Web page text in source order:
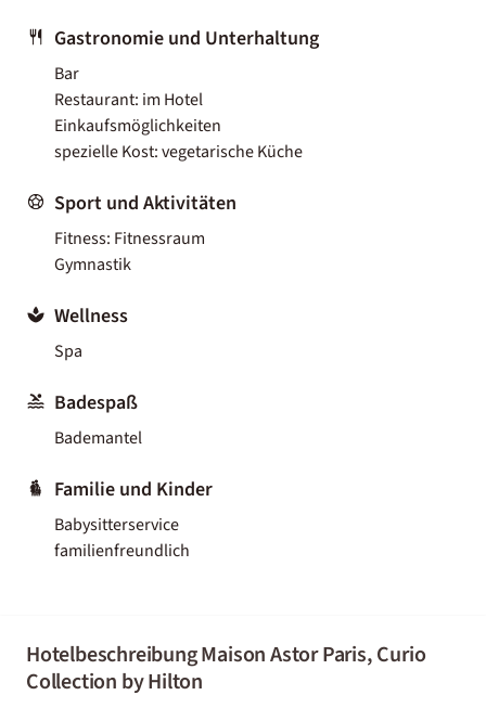
Gastronomie und Unterhaltung
Bar
Restaurant: im Hotel
Einkaufsmöglichkeiten
spezielle Kost: vegetarische Küche
Sport und Aktivitäten
Fitness: Fitnessraum
Gymnastik
Wellness
Spa
Badespaß
Bademantel
Familie und Kinder
Babysitterservice
familienfreundlich
Hotelbeschreibung Maison Astor Paris, Curio
Collection by Hilton